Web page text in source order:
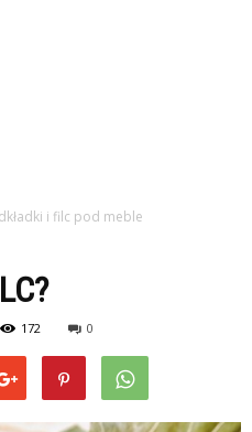
i filc pod meble
172 0